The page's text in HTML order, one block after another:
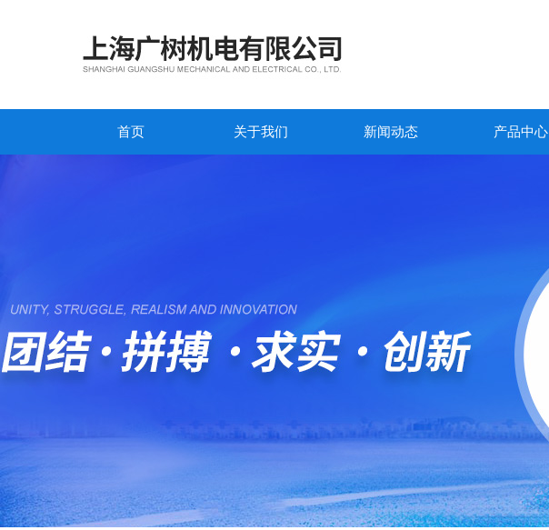
首页 关于我们 新闻动态 产品中心